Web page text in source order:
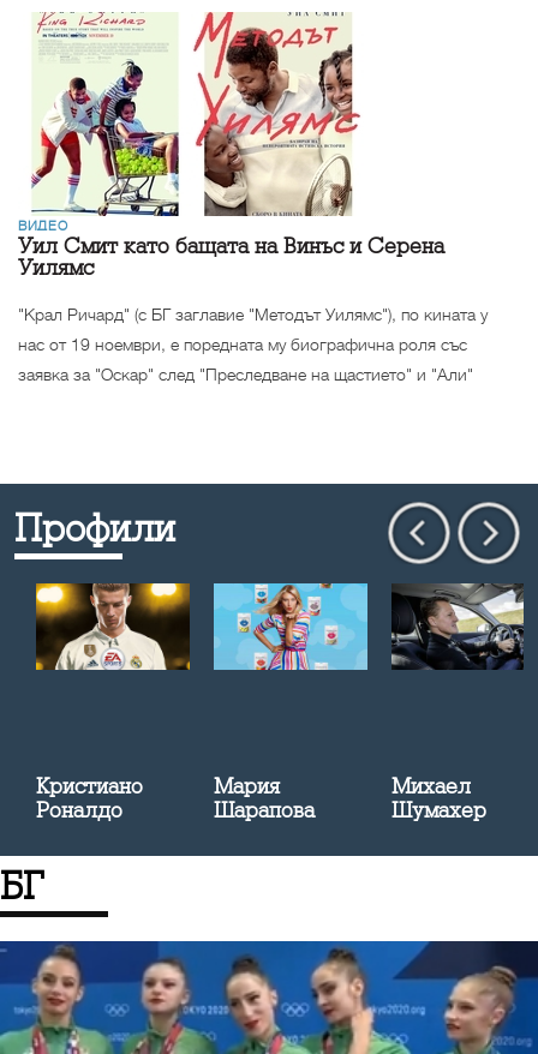
ВИДЕО
Уил Смит като бащата на Винъс и Серена
Уилямс
"Крал Ричард" (с БГ заглавие "Методът Уилямс"), по кината у
нас от 19 ноември, е поредната му биографична роля със
заявка за "Оскар" след "Преследване на щастието" и "Али"
Профили
Кристиано
Роналдо
Мария
Шарапова
Михаел
Шумахер
БГ